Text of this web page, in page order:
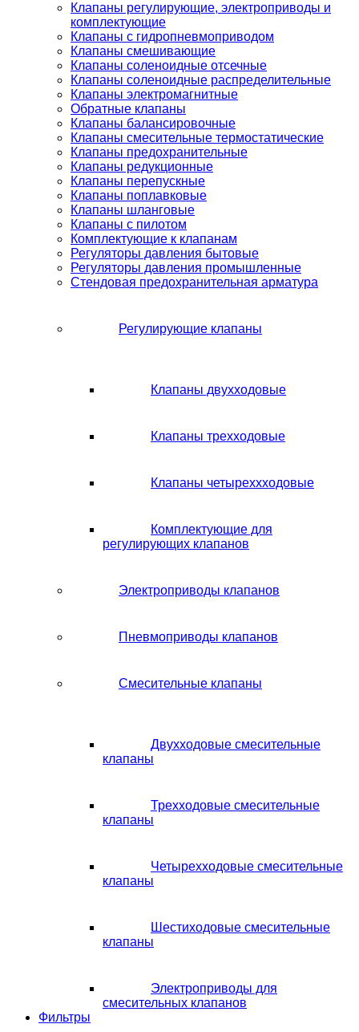
Клапаны регулирующие, электроприводы и
комплектующие
Клапаны с гидропневмоприводом
Клапаны смешивающие
Клапаны соленоидные отсечные
Клапаны соленоидные распределительные
Клапаны электромагнитные
Обратные клапаны
Клапаны балансировочные
Клапаны смесительные термостатические
Клапаны предохранительные
Клапаны редукционные
Клапаны перепускные
Клапаны поплавковые
Клапаны шланговые
Клапаны с пилотом
Комплектующие к клапанам
Регуляторы давления бытовые
Регуляторы давления промышленные
Стендовая предохранительная арматура
Регулирующие клапаны
Клапаны двухходовые
Клапаны трехходовые
Клапаны четыреххходовые
Комплектующие для
регулирующих клапанов
Электроприводы клапанов
Пневмоприводы клапанов
Смесительные клапаны
Двухходовые смесительные
клапаны
Трехходовые смесительные
клапаны
Четырехходовые смесительные
клапаны
Шестиходовые смесительные
клапаны
Электроприводы для
смесительных клапанов
Фильтры